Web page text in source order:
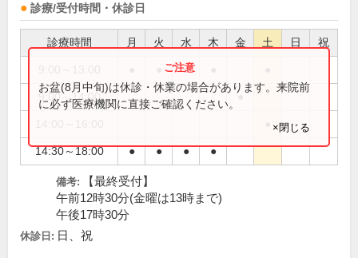
診療/受付時間・休診日
診療時間 月 火 水 木 金 土 日 祝
●
9:00～14:00 ●
14:30～18:00 ● ● ● ●
お盆(8月中旬)は休診・休業の場合があります。来院前
に必ず医療機関に直接ご確認ください。
×閉じる
備考:
【最終受付】
午前12時30分(金曜は13時まで)
午後17時30分
休診日: 日、祝